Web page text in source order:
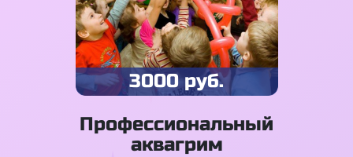
3000 руб.
Профессиональный
аквагрим